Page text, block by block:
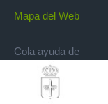
Mapa del Web
Cola ayuda de